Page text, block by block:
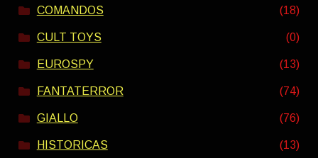
COMANDOS (18)
CULT TOYS (0)
EUROSPY (13)
FANTATERROR (74)
GIALLO (76)
HISTORICAS (13)